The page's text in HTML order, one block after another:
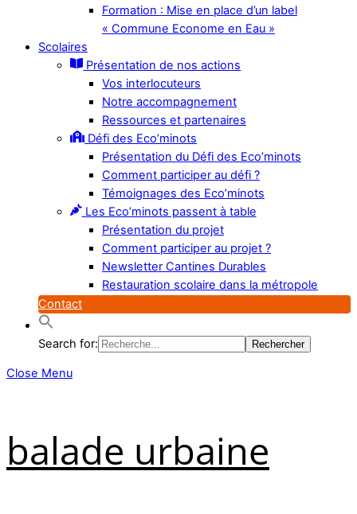
Formation : Mise en place d’un label
« Commune Econome en Eau »
Scolaires
Présentation de nos actions
Vos interlocuteurs
Notre accompagnement
Ressources et partenaires
Défi des Eco’minots
Présentation du Défi des Eco’minots
Comment participer au défi ?
Témoignages des Eco’minots
Les Eco’minots passent à table
Présentation du projet
Comment participer au projet ?
Newsletter Cantines Durables
Restauration scolaire dans la métropole
Contact
Search for:
Close Menu
balade urbaine